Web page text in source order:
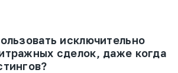
исключительно
сделок, даже когда